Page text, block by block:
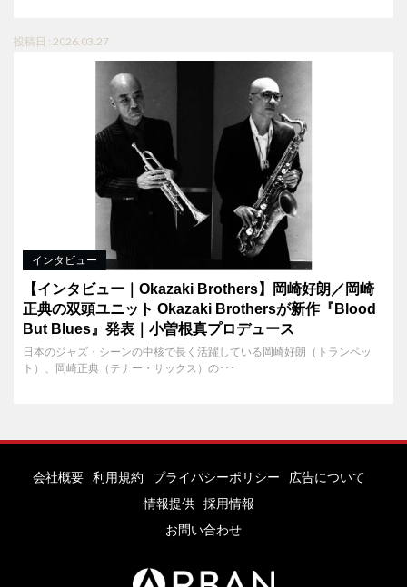
投稿日 : 2026.03.27
インタビュー
【インタビュー｜Okazaki Brothers】岡崎好朗／岡崎
正典の双頭ユニット Okazaki Brothersが新作『Blood
But Blues』発表｜小曽根真プロデュース
日本のジャズ・シーンの中核で長く活躍している岡崎好朗（トランペッ
ト）、岡崎正典（テナー・サックス）の･･･
会社概要 利用規約 プライバシーポリシー
広告について
情報提供
採用情報
お問い合わせ